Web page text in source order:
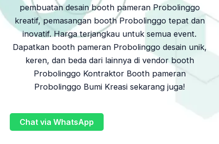
pembuatan desain booth pameran Probolinggo
kreatif, pemasangan booth Probolinggo tepat dan
inovatif. Harga terjangkau untuk semua event.
Dapatkan booth pameran Probolinggo desain unik,
keren, dan beda dari lainnya di vendor booth
Probolinggo Kontraktor Booth pameran
Probolinggo Bumi Kreasi sekarang juga!
Chat via WhatsApp